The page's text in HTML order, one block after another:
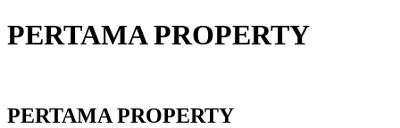
PERTAMA PROPERTY
PERTAMA PROPERTY